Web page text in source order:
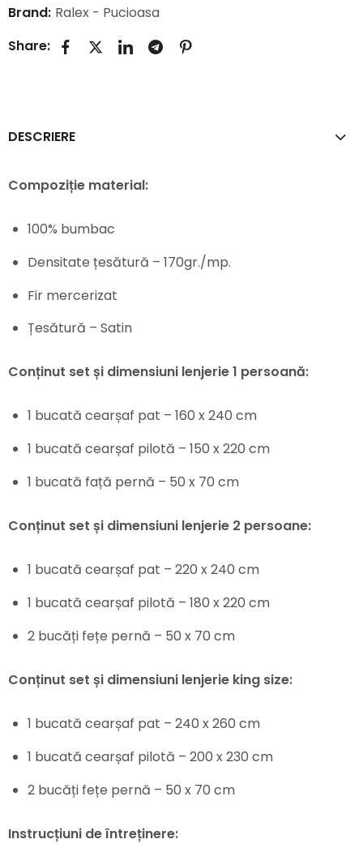
Brand: Ralex - Pucioasa
Share:
DESCRIERE
Compoziție material:
100% bumbac
Densitate țesătură – 170gr./mp.
Fir mercerizat
Țesătură – Satin
Conținut set și dimensiuni lenjerie 1 persoană:
1 bucată cearșaf pat – 160 x 240 cm
1 bucată cearșaf pilotă – 150 x 220 cm
1 bucată față pernă – 50 x 70 cm
Conținut set și dimensiuni lenjerie 2 persoane:
1 bucată cearșaf pat – 220 x 240 cm
1 bucată cearșaf pilotă – 180 x 220 cm
2 bucăți fețe pernă – 50 x 70 cm
Conținut set și dimensiuni lenjerie king size:
1 bucată cearșaf pat – 240 x 260 cm
1 bucată cearșaf pilotă – 200 x 230 cm
2 bucăți fețe pernă – 50 x 70 cm
Instrucțiuni de întreținere: